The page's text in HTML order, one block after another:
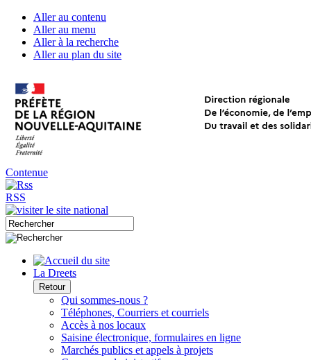
Aller au contenu
Aller au menu
Aller à la recherche
Aller au plan du site
Contenue
RSS
La Dreets
Retour
Qui sommes-nous ?
Téléphones, Courriers et courriels
Accès à nos locaux
Saisine électronique, formulaires en ligne
Marchés publics et appels à projets